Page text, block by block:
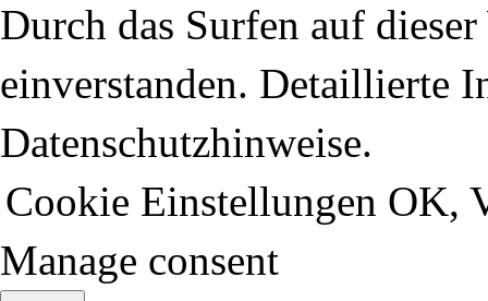
Durch das Surfen auf
einverstanden. Detaillierte
Datenschutzhinweise.
Cookie Einstellungen OK,
Manage consent